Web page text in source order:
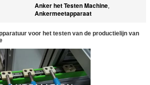
Anker het Testen Machine,
Ankermeetapparaat
voor het testen van de productielijn van